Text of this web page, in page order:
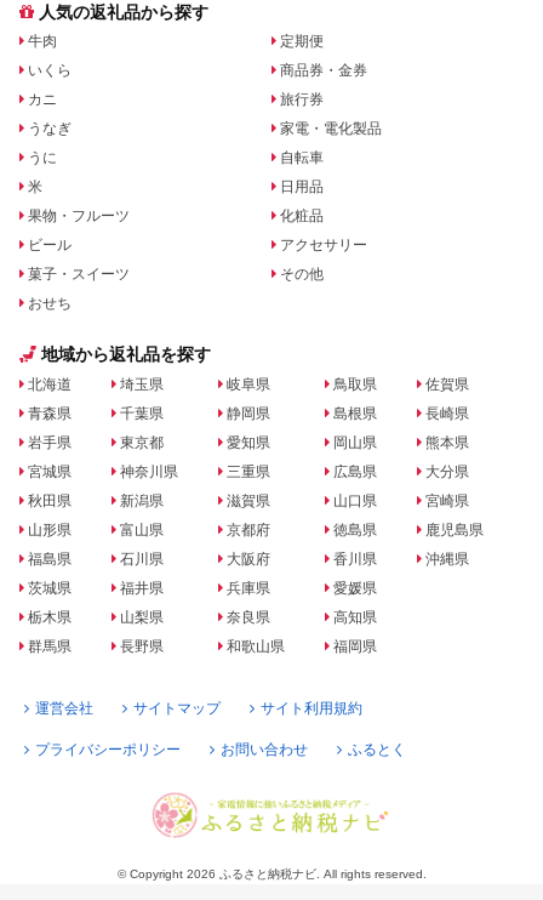
人気の返礼品から探す
牛肉
いくら
カニ
うなぎ
うに
米
果物・フルーツ
ビール
菓子・スイーツ
おせち
定期便
商品券・金券
旅行券
家電・電化製品
自転車
日用品
化粧品
アクセサリー
その他
地域から返礼品を探す
北海道
青森県
岩手県
宮城県
秋田県
山形県
福島県
茨城県
栃木県
群馬県
埼玉県
千葉県
東京都
神奈川県
新潟県
富山県
石川県
福井県
山梨県
長野県
岐阜県
静岡県
愛知県
三重県
滋賀県
京都府
大阪府
兵庫県
奈良県
和歌山県
鳥取県
島根県
岡山県
広島県
山口県
徳島県
香川県
愛媛県
高知県
福岡県
佐賀県
長崎県
熊本県
大分県
宮崎県
鹿児島県
沖縄県
運営会社 サイトマップ サイト利用規約
プライバシーポリシー お問い合わせ ふるとく
© Copyright 2026 ふるさと納税ナビ. All rights reserved.